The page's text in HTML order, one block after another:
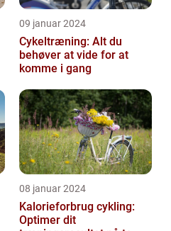
09 januar 2024
Cykeltræning: Alt du
behøver at vide for at
komme i gang
08 januar 2024
Kalorieforbrug cykling:
Optimer dit